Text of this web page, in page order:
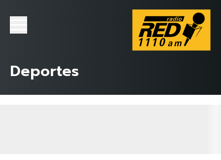
Deportes